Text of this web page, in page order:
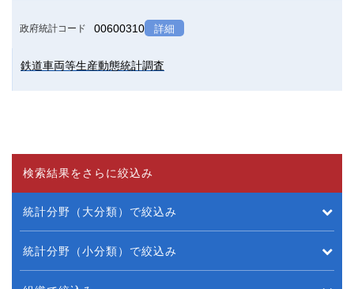
政府統計コード 00600310 詳細
鉄道車両等生産動態統計調査
検索結果をさらに絞込み
統計分野（大分類）で絞込み
統計分野（小分類）で絞込み